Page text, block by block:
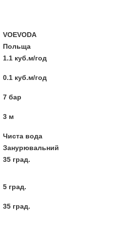
VOEVODA
Польща
1.1 куб.м/год
0.1 куб.м/год
7 бар
3 м
Чиста вода
Занурювальний
35 град.
5 град.
35 град.